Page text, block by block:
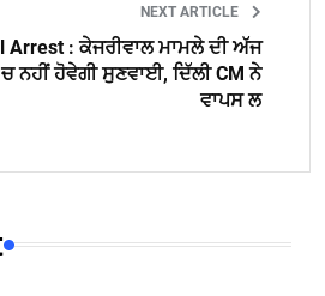
NEXT ARTICLE
Arrest : ਕੇਜਰੀਵਾਲ ਮਾਮਲੇ ਦੀ ਅੱਜ
ਨਹੀਂ ਹੋਵੇਗੀ ਸੁਣਵਾਈ, ਦਿੱਲੀ CM ਨੇ
ਵਾਪਸ ਲ